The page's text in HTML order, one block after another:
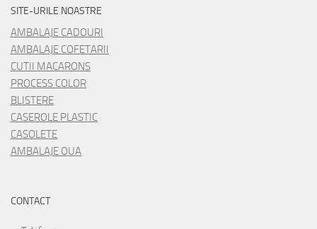
SITE-URILE NOASTRE
AMBALAJE CADOURI
AMBALAJE COFETARII
CUTII MACARONS
PROCESS COLOR
BLISTERE
CASEROLE PLASTIC
CASOLETE
AMBALAJE OUA
CONTACT